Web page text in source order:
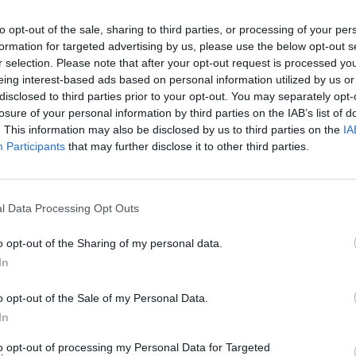
opt-out of the sale, sharing to third parties, or processing of your
for targeted advertising by us, please use the below opt-out
selection. Please note that after your opt-out request is processed
interest-based ads based on personal information utilized by us
to third parties prior to your opt-out. You may separately
of your personal information by third parties on the IAB’s list of
This information may also be disclosed by us to third parties on the
Participants that may further disclose it to other third parties.
Data Processing Opt Outs
opt-out of the Sharing of my personal data.
opt-out of the Sale of my Personal Data.
opt-out of processing my Personal Data for Targeted
Sponsorenverfasst.
z.B. raus aus den Goldsponsoren, ebm - überraschend - noch
bzw Radio Galaxy, Spornraft oder Ruffs Burger und noch einige
macht sich der Druck auf die Wirtschaft bemerkbar. […] Die Stufe
Es gibt Events da dürfen alle kommen, dann gibts Events nur
Hedos-EVLim ThemaGerüchte 26/27
Schmukiim ThemaKader 26/27